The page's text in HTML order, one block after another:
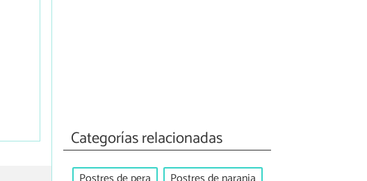
Categorías relacionadas